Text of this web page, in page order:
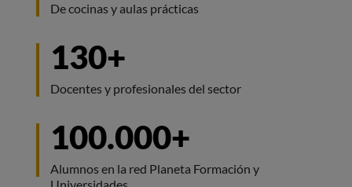
De cocinas y aulas prácticas
130+
Docentes y profesionales del sector
100.000+
Alumnos en la red Planeta Formación y